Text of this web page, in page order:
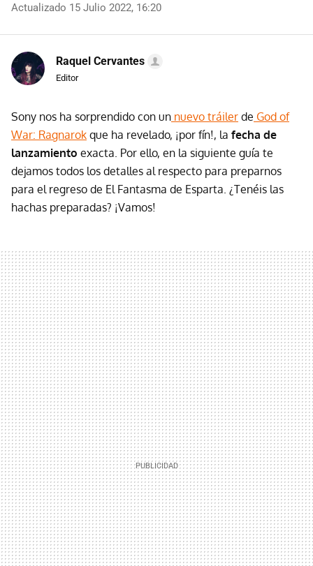
Actualizado 15 Julio 2022, 16:20
Raquel Cervantes
Editor
Sony nos ha sorprendido con un nuevo tráiler de God of
War: Ragnarok que ha revelado, ¡por fín!, la fecha de
lanzamiento exacta. Por ello, en la siguiente guía te
dejamos todos los detalles al respecto para preparnos
para el regreso de El Fantasma de Esparta. ¿Tenéis las
hachas preparadas? ¡Vamos!